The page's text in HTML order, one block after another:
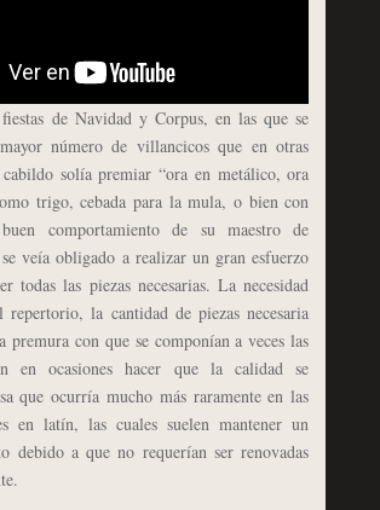
de Navidad y Corpus, en las que se
número de villancicos que en otras
cabildo solía premiar “ora en metálico, ora
trigo, cebada para la mula, o bien con
comportamiento de su maestro de
veía obligado a realizar un gran esfuerzo
todas las piezas necesarias. La necesidad
repertorio, la cantidad de piezas necesaria
premura con que se componían a veces las
en ocasiones hacer que la calidad se
que ocurría mucho más raramente en las
en latín, las cuales suelen mantener un
debido a que no requerían ser renovadas